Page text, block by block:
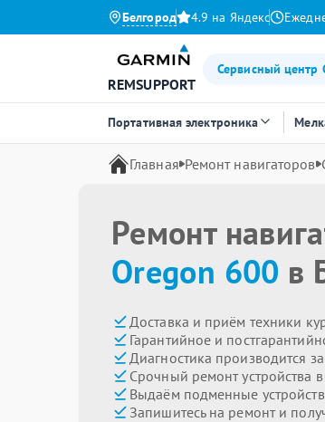
Белгород 4.9 на Яндекс
REMSUPPORT
Сервисный центр
Портативная электроника
Главная Ремонт навигаторов
Ремонт
Oregon 600 в
Доставка и приём техники
Гарантийное и
Диагностика производится
Срочный ремонт устройства
Выдаём подменные
Запишитесь на ремонт и